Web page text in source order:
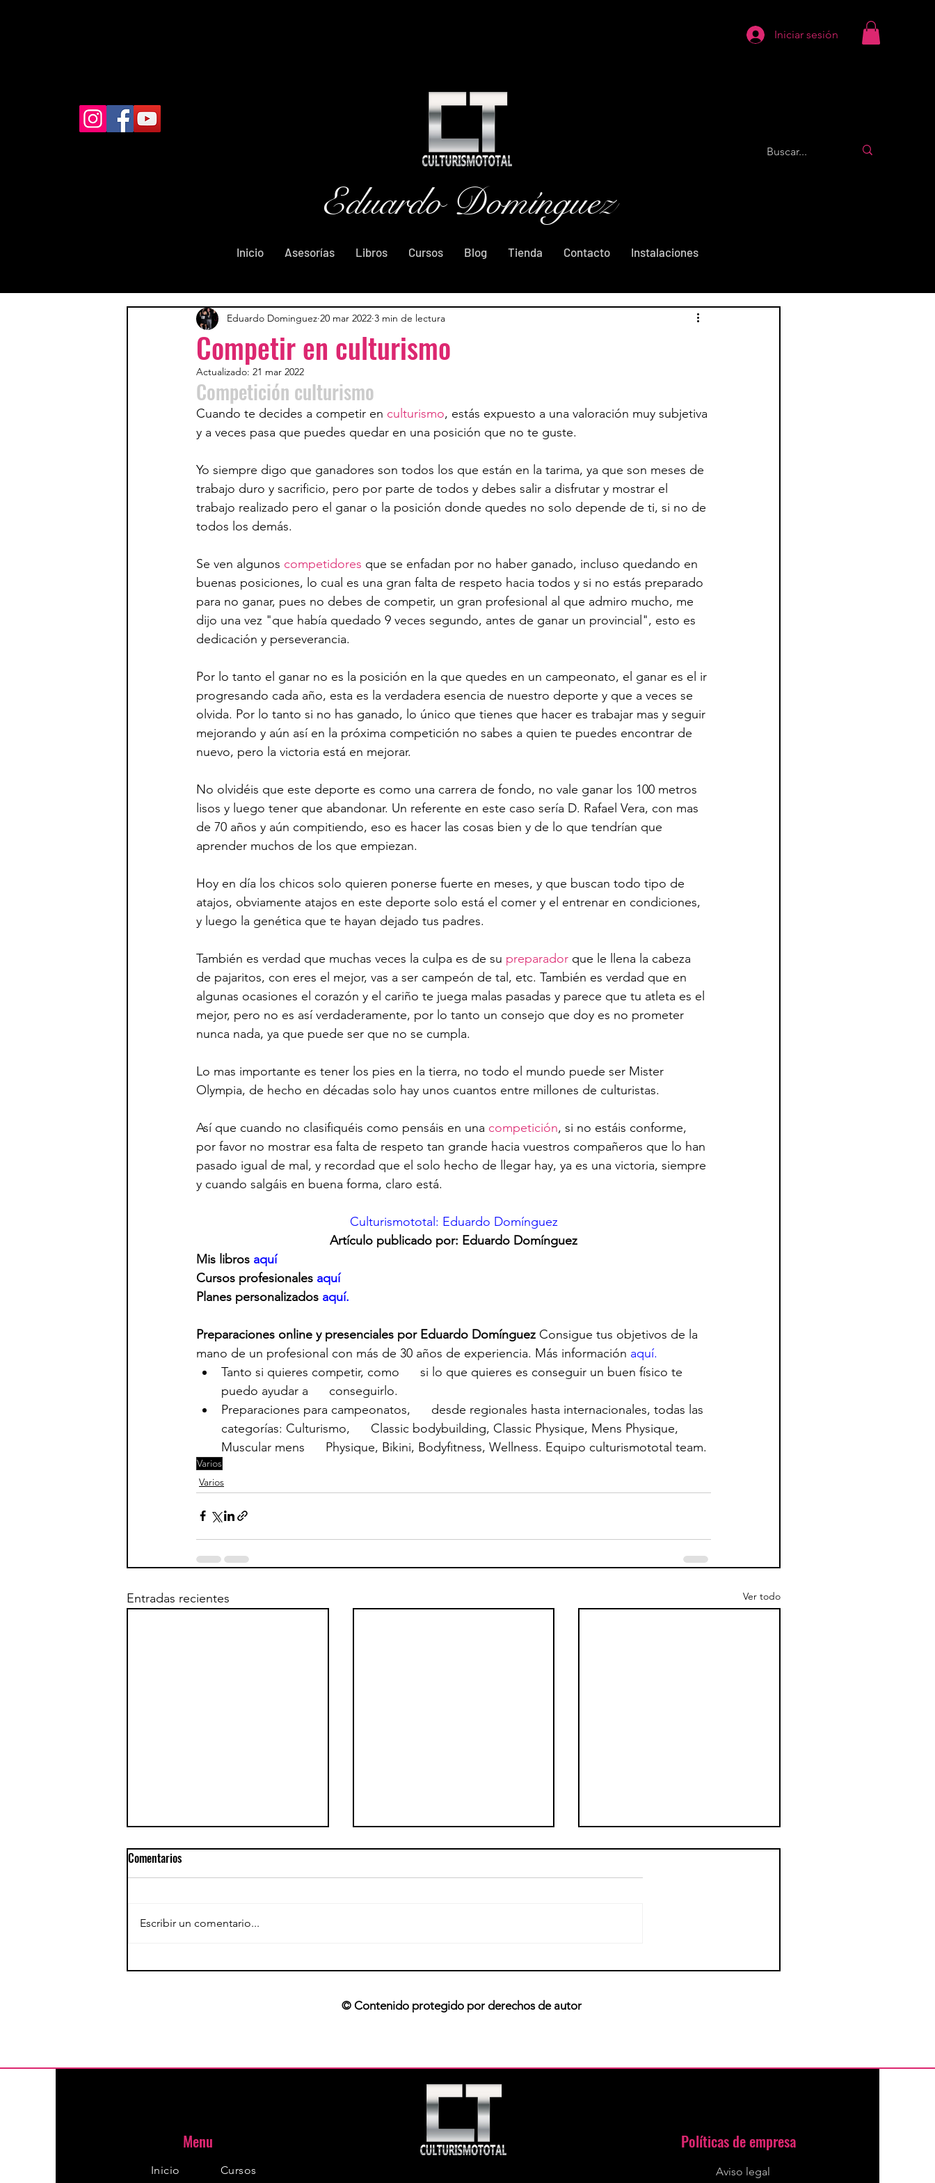
Iniciar sesión
Eduardo Domínguez
Inicio Asesorías Libros Cursos Blog Tienda Contacto Instalaciones
Competir en culturismo
Eduardo Dominguez 20 mar 2022 3 min de lectura
Actualizado: 21 mar 2022
Competición culturismo
Cuando te decides a competir en culturismo, estás expuesto a una valoración muy subjetiva
y a veces pasa que puedes quedar en una posición que no te guste.
Yo siempre digo que ganadores son todos los que están en la tarima, ya que son meses de
trabajo duro y sacrificio, pero por parte de todos y debes salir a disfrutar y mostrar el
trabajo realizado pero el ganar o la posición donde quedes no solo depende de ti, si no de
todos los demás.
Se ven algunos competidores que se enfadan por no haber ganado, incluso quedando en
buenas posiciones, lo cual es una gran falta de respeto hacia todos y si no estás preparado
para no ganar, pues no debes de competir, un gran profesional al que admiro mucho, me
dijo una vez "que había quedado 9 veces segundo, antes de ganar un provincial", esto es
dedicación y perseverancia.
Por lo tanto el ganar no es la posición en la que quedes en un campeonato, el ganar es el ir
progresando cada año, esta es la verdadera esencia de nuestro deporte y que a veces se
olvida. Por lo tanto si no has ganado, lo único que tienes que hacer es trabajar mas y seguir
mejorando y aún así en la próxima competición no sabes a quien te puedes encontrar de
nuevo, pero la victoria está en mejorar.
No olvidéis que este deporte es como una carrera de fondo, no vale ganar los 100 metros
lisos y luego tener que abandonar. Un referente en este caso sería D. Rafael Vera, con mas
de 70 años y aún compitiendo, eso es hacer las cosas bien y de lo que tendrían que
aprender muchos de los que empiezan.
Hoy en día los chicos solo quieren ponerse fuerte en meses, y que buscan todo tipo de
atajos, obviamente atajos en este deporte solo está el comer y el entrenar en condiciones,
y luego la genética que te hayan dejado tus padres.
También es verdad que muchas veces la culpa es de su preparador que le llena la cabeza
de pajaritos, con eres el mejor, vas a ser campeón de tal, etc. También es verdad que en
algunas ocasiones el corazón y el cariño te juega malas pasadas y parece que tu atleta es el
mejor, pero no es así verdaderamente, por lo tanto un consejo que doy es no prometer
nunca nada, ya que puede ser que no se cumpla.
Lo mas importante es tener los pies en la tierra, no todo el mundo puede ser Mister
Olympia, de hecho en décadas solo hay unos cuantos entre millones de culturistas.
Así que cuando no clasifiquéis como pensáis en una competición, si no estáis conforme,
por favor no mostrar esa falta de respeto tan grande hacia vuestros compañeros que lo han
pasado igual de mal, y recordad que el solo hecho de llegar hay, ya es una victoria, siempre
y cuando salgáis en buena forma, claro está.
Culturismototal: Eduardo Domínguez
Artículo publicado por: Eduardo Domínguez
Mis libros aquí
Cursos profesionales aquí
Planes personalizados aquí.
Preparaciones online y presenciales por Eduardo Domínguez Consigue tus objetivos de la
mano de un profesional con más de 30 años de experiencia. Más información aquí.
Tanto si quieres competir, como      si lo que quieres es conseguir un buen físico te
puedo ayudar a      conseguirlo.
Preparaciones para campeonatos,      desde regionales hasta internacionales, todas las
categorías: Culturismo,      Classic bodybuilding, Classic Physique, Mens Physique,
Muscular mens      Physique, Bikini, Bodyfitness, Wellness. Equipo culturismototal team.
Varios
Varios
Entradas recientes Ver todo
Comentarios
Escribir un comentario...
© Contenido protegido por derechos de autor
Menu
Inicio Cursos
Políticas de empresa
Aviso legal